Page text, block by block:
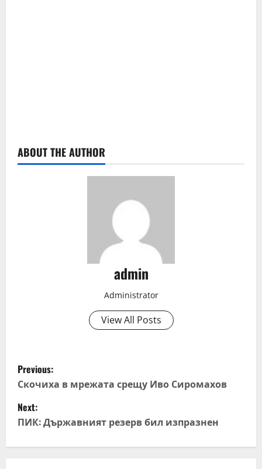
ABOUT THE AUTHOR
admin
Administrator
View All Posts
P
o
s
Previous:
Скочиха в мрежата срещу Иво Сиромахов
Next:
ПИК: Държавният резерв бил изпразнен